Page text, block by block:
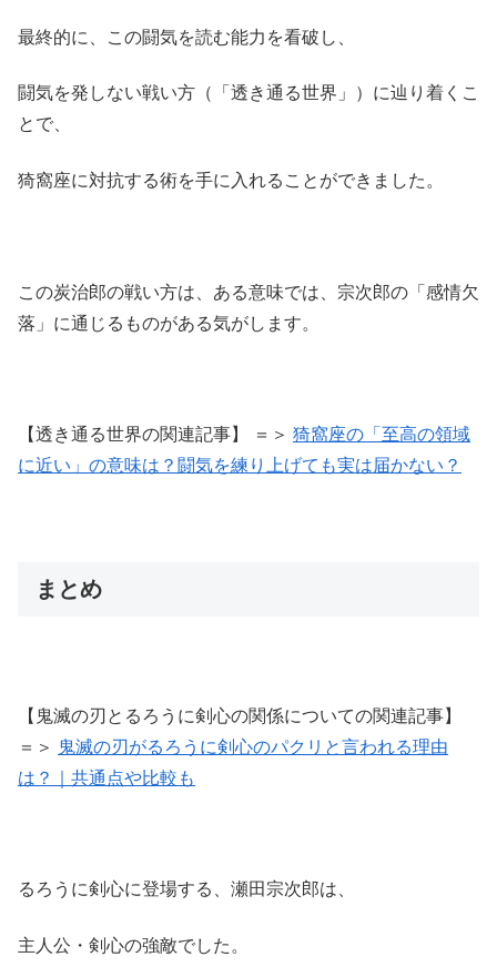
最終的に、この闘気を読む能力を看破し、
闘気を発しない戦い方（「透き通る世界」）に辿り着くこ
とで、
猗窩座に対抗する術を手に入れることができました。
この炭治郎の戦い方は、ある意味では、宗次郎の「感情欠
落」に通じるものがある気がします。
【透き通る世界の関連記事】 ＝＞ 猗窩座の「至高の領域
に近い」の意味は？闘気を練り上げても実は届かない？
まとめ
【鬼滅の刃とるろうに剣心の関係についての関連記事】
＝＞ 鬼滅の刃がるろうに剣心のパクリと言われる理由
は？｜共通点や比較も
るろうに剣心に登場する、瀬田宗次郎は、
主人公・剣心の強敵でした。